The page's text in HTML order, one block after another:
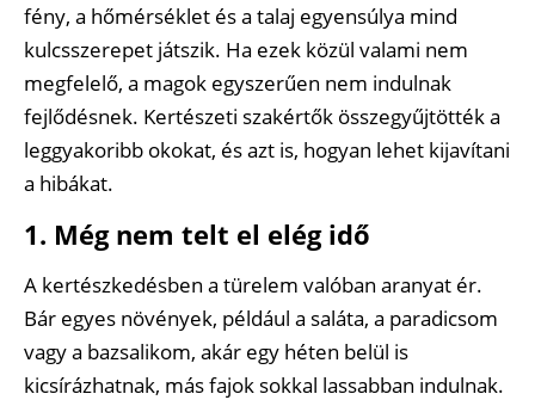
fény, a hőmérséklet és a talaj egyensúlya mind
kulcsszerepet játszik. Ha ezek közül valami nem
megfelelő, a magok egyszerűen nem indulnak
fejlődésnek. Kertészeti szakértők összegyűjtötték a
leggyakoribb okokat, és azt is, hogyan lehet kijavítani
a hibákat.
1. Még nem telt el elég idő
A kertészkedésben a türelem valóban aranyat ér.
Bár egyes növények, például a saláta, a paradicsom
vagy a bazsalikom, akár egy héten belül is
kicsírázhatnak, más fajok sokkal lassabban indulnak.